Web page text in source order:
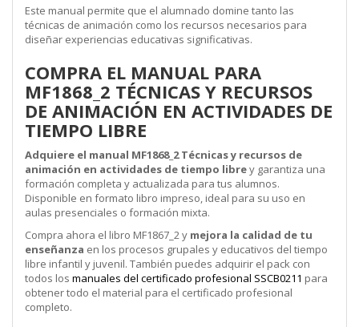
Este manual permite que el alumnado domine tanto las
técnicas de animación como los recursos necesarios para
diseñar experiencias educativas significativas.
COMPRA EL MANUAL PARA
MF1868_2 TÉCNICAS Y RECURSOS
DE ANIMACIÓN EN ACTIVIDADES DE
TIEMPO LIBRE
Adquiere el manual MF1868_2 Técnicas y recursos de
animación en actividades de tiempo librey garantiza una
formación completa y actualizada para tus alumnos.
Disponible en formato libro impreso, ideal para su uso en
aulas presenciales o formación mixta.
Compra ahora el libro MF1867_2 y mejora la calidad de tu
enseñanza en los procesos grupales y educativos del tiempo
libre infantil y juvenil. También puedes adquirir el pack con
todos los manuales del certificado profesional SSCB0211 para
obtener todo el material para el certificado profesional
completo.